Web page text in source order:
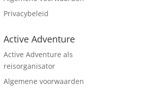
Privacybeleid
Active Adventure
Active Adventure als
reisorganisator
Algemene voorwaarden